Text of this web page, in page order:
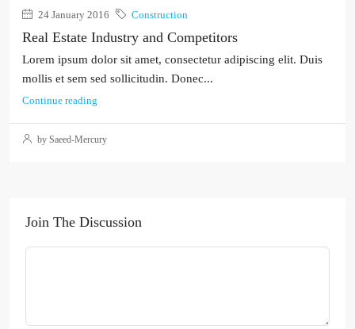
24 January 2016 Construction
Real Estate Industry and Competitors
Lorem ipsum dolor sit amet, consectetur adipiscing elit. Duis
mollis et sem sed sollicitudin. Donec...
Continue reading
by Saeed-Mercury
Join The Discussion